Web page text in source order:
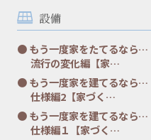
設備
もう一度家をたてるなら…
流行の変化編【家…
もう一度家を建てるなら…
仕様編2【家づく…
もう一度家を建てるなら…
仕様編１【家づく…